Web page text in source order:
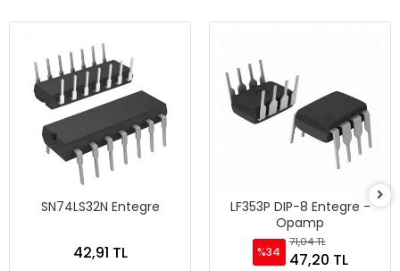
SN74LS32N Entegre
42,91 TL
LF353P DIP-8 Entegre -
Opamp
%34
71,04 TL
47,20 TL